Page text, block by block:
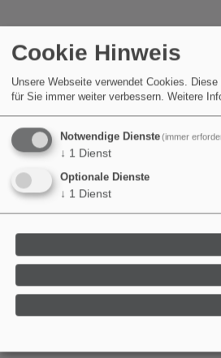
Cookie Hinweis
Unsere Webseite verwendet Cookies.
für Sie immer weiter verbessern. Weitere
Notwendige Dienste(immer
↓ 1 Dienst
Optionale Dienste
↓ 1 Dienst